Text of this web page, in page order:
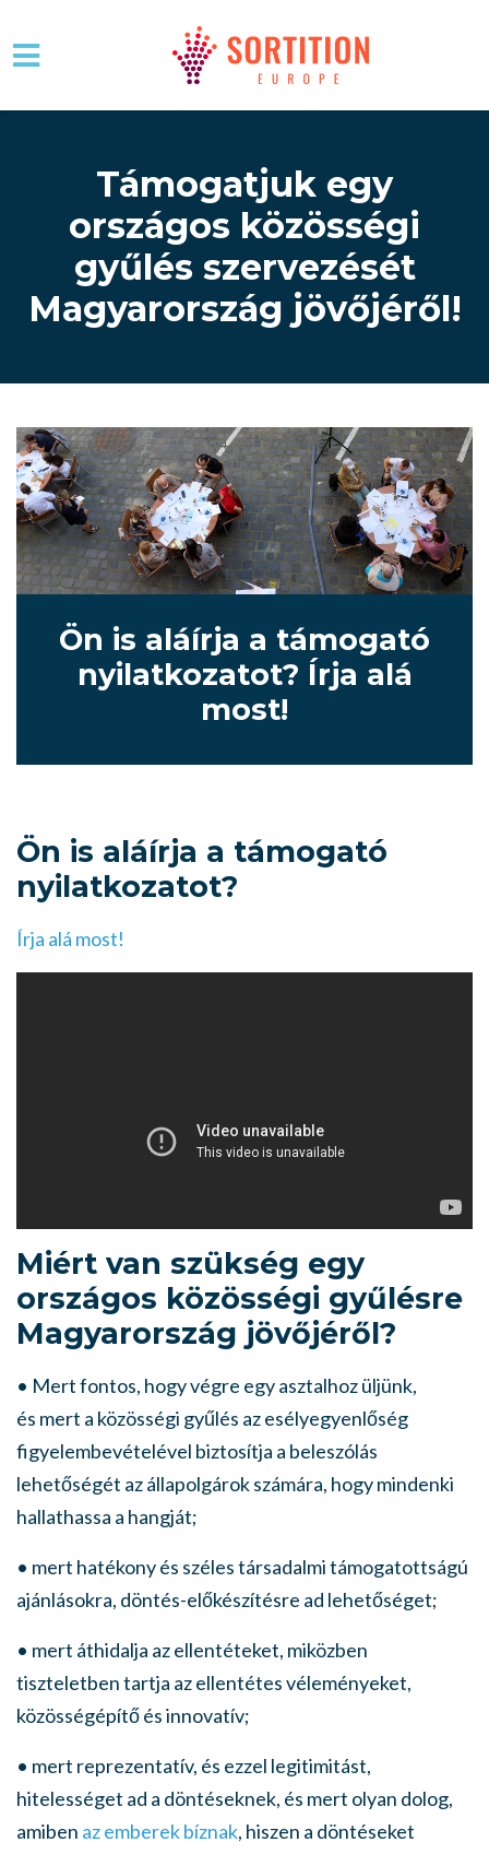
Támogatjuk egy
országos közösségi
gyűlés szervezését
Magyarország jövőjéről!
Ön is aláírja a támogató
nyilatkozatot? Írja alá
most!
Ön is aláírja a támogató
nyilatkozatot?
Írja alá most!
Miért van szükség egy
országos közösségi gyűlésre
Magyarország jövőjéről?
• Mert fontos, hogy végre egy asztalhoz üljünk,
és mert a közösségi gyűlés az esélyegyenlőség
figyelembevételével biztosítja a beleszólás
lehetőségét az állapolgárok számára, hogy mindenki
hallathassa a hangját;
• mert hatékony és széles társadalmi támogatottságú
ajánlásokra, döntés-előkészítésre ad lehetőséget;
• mert áthidalja az ellentéteket, miközben
tiszteletben tartja az ellentétes véleményeket,
közösségépítő és innovatív;
• mert reprezentatív, és ezzel legitimitást,
hitelességet ad a döntéseknek, és mert olyan dolog,
amiben az emberek bíznak, hiszen a döntéseket